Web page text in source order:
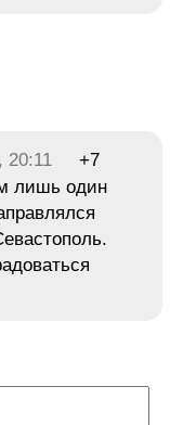
20:11
+7
лишь один